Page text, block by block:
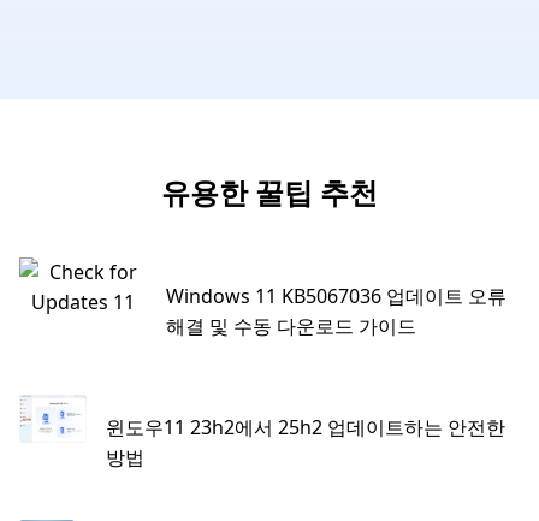
유용한 꿀팁 추천
Windows 11 KB5067036 업데이트 오류
해결 및 수동 다운로드 가이드
윈도우11 23h2에서 25h2 업데이트하는 안전한
방법